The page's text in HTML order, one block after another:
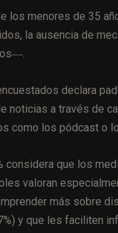
los menores de 35
la ausencia de
declara
noticias a través de
como los pódcast o
considera que los
valoran
más sobre
y que les faciliten